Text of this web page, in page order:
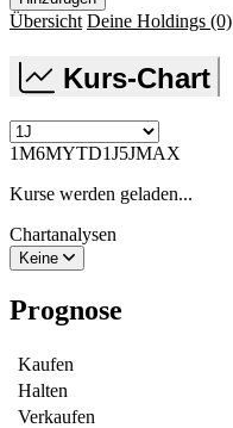
Übersicht Deine Holdings (0)
Kurs-Chart
1M6MYTD1J5JMAX
Kurse werden geladen...
Chartanalysen
Keine
Prognose
Kaufen
Halten
Verkaufen